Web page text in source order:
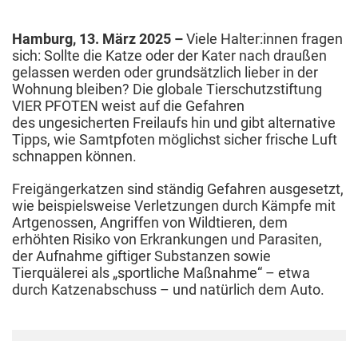
Hamburg, 13. März 2025 –Viele Halter:innen fragen
sich: Sollte die Katze oder der Kater nach draußen
gelassen werden oder grundsätzlich lieber in der
Wohnung bleiben? Die globale Tierschutzstiftung
VIER PFOTEN weist auf die Gefahren
des ungesicherten Freilaufs hin und gibt alternative
Tipps, wie Samtpfoten möglichst sicher frische Luft
schnappen können.
Freigängerkatzen sind ständig Gefahren ausgesetzt,
wie beispielsweise Verletzungen durch Kämpfe mit
Artgenossen, Angriffen von Wildtieren, dem
erhöhten Risiko von Erkrankungen und Parasiten,
der Aufnahme giftiger Substanzen sowie
Tierquälerei als „sportliche Maßnahme“ – etwa
durch Katzenabschuss – und natürlich dem Auto.